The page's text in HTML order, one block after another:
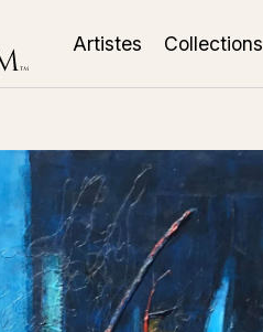
Artistes Collections